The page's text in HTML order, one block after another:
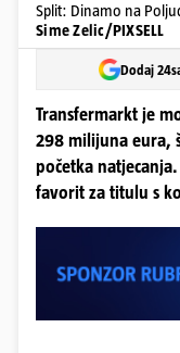
Split: Dinamo na
Sime Zelic/PIXSELL
Dodaj
Transfermarkt je
298 milijuna eura,
početka
favorit za titulu s